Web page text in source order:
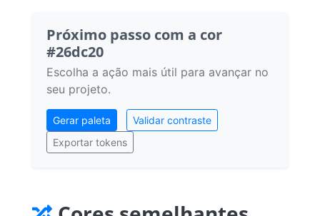
Próximo passo com a cor
#26dc20
Escolha a ação mais útil para avançar no
seu projeto.
Gerar paleta
Validar contraste
Exportar tokens